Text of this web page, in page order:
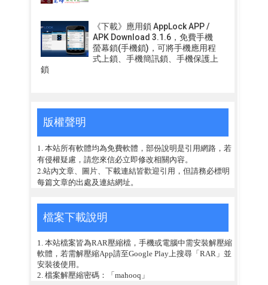
《下載》應用鎖 AppLock APP /
APK Download 3.1.6，免費手機
螢幕鎖(手機鎖)，可將手機應用程
式上鎖、手機簡訊鎖、手機保護上
鎖
版權聲明
1. 本站所有軟體均為免費軟體，部份說明是引用網路，若
有侵權疑慮，請您來信必立即修改相關內容。
2.站內文章、圖片、下載連結皆歡迎引用，但請務必標明
每篇文章的出處及連結網址。
檔案下載說明
1. 本站檔案皆為RAR壓縮檔，手機或電腦中需安裝解壓縮
軟體，若需解壓縮App請至Google Play上搜尋「RAR」並
安裝後使用。
2. 檔案解壓縮密碼：「mahooq」